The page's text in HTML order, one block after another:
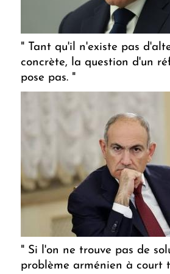
" Tant qu'il n'existe pas
concrète, la question d'un
pose pas. "
" Si l'on ne trouve pas de
problème arménien à court